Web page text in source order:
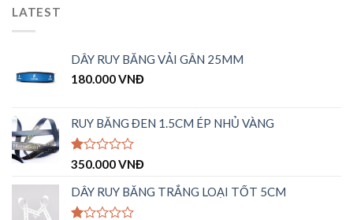
LATEST
DÂY RUY BĂNG VẢI GÂN 25MM
180.000VNĐ
RUY BĂNG ĐEN 1.5CM ÉP NHỦ VÀNG
Được
hạng
1.00
5
350.000VNĐ
DÂY RUY BĂNG TRẮNG LOẠI TỐT 5CM